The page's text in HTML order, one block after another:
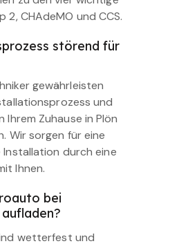
2, CHAdeMO und CCS.
störend für
gewährleisten
und
Ihrem Zuhause in Plön
Wir sorgen für eine
durch eine
Ihnen.
bei
wetterfest und